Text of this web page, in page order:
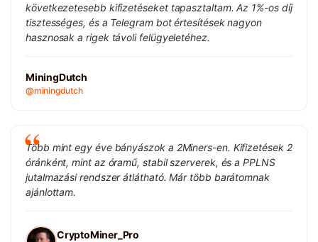
következetesebb kifizetéseket tapasztaltam. Az 1%-os díj
tisztességes, és a Telegram bot értesítések nagyon
hasznosak a rigek távoli felügyeletéhez.
MiningDutch
@miningdutch
Több mint egy éve bányászok a 2Miners-en. Kifizetések 2
óránként, mint az óramű, stabil szerverek, és a PPLNS
jutalmazási rendszer átlátható. Már több barátomnak
ajánlottam.
CryptoMiner_Pro